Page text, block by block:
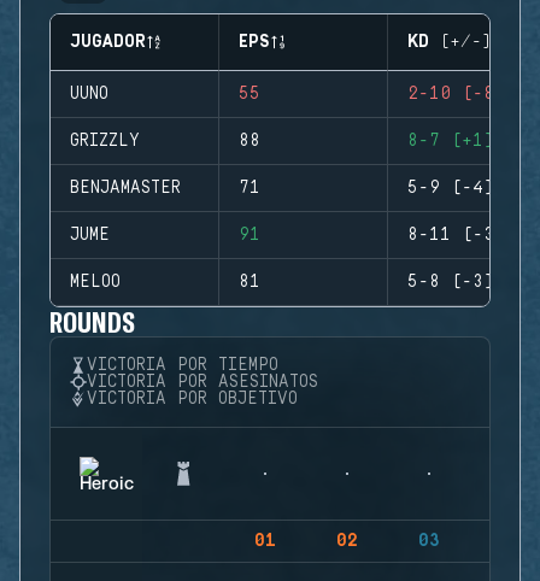
JUGADOR EPS KD (+/-)
UUNO 55 2-10 (-8)
GRIZZLY 88 8-7 (+1)
BENJAMASTER 71 5-9 (-4)
JUME 91 8-11 (-3)
MELOO 81 5-8 (-3)
ROUNDS
VICTORIA POR TIEMPO
VICTORIA POR ASESINATOS
VICTORIA POR OBJETIVO
01 02 03